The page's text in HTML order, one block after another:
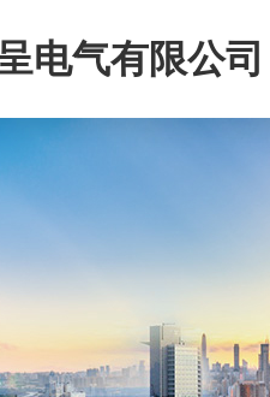
电气有限公司